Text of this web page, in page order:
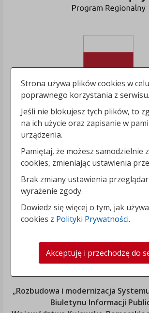
„Rozbudowa i modernizacja
Biuletynu Informacji
Strona używa plików cookies w celu
poprawnego korzystania z serwisu.
Jeśli nie blokujesz tych plików, to
na ich użycie oraz zapisanie w
urządzenia.
Pamiętaj, że możesz samodzielnie
cookies, zmieniając ustawienia
Brak zmiany ustawienia
wyrażenie zgody.
Dowiedz się więcej o tym, jak
cookies z Polityki Prywatności.
Akceptuję i przechodzę do